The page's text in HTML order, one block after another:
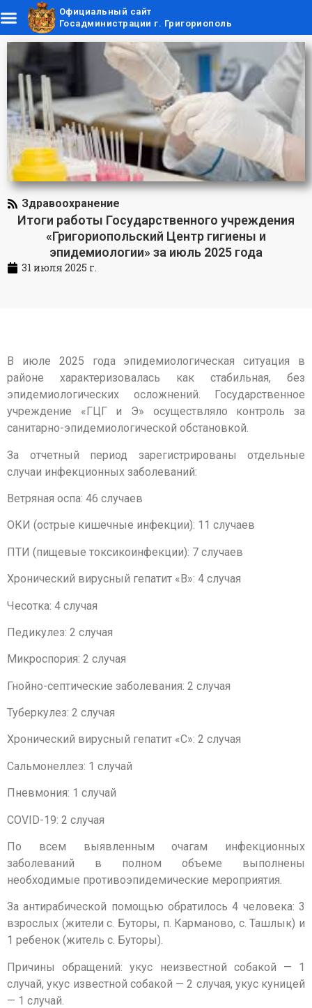
Официальный сайт
Госадминистрации г. Григориополь
Здравоохранение
Итоги работы Государственного учреждения
«Григориопольский Центр гигиены и
эпидемиологии» за июль 2025 года
31 июля 2025 г.
В июле 2025 года эпидемиологическая ситуация в
районе характеризовалась как стабильная, без
эпидемиологических осложнений. Государственное
учреждение «ГЦГ и Э» осуществляло контроль за
санитарно-эпидемиологической обстановкой.
За отчетный период зарегистрированы отдельные
случаи инфекционных заболеваний:
Ветряная оспа: 46 случаев
ОКИ (острые кишечные инфекции): 11 случаев
ПТИ (пищевые токсикоинфекции): 7 случаев
Хронический вирусный гепатит «В»: 4 случая
Чесотка: 4 случая
Педикулез: 2 случая
Микроспория: 2 случая
Гнойно-септические заболевания: 2 случая
Туберкулез: 2 случая
Хронический вирусный гепатит «С»: 2 случая
Сальмонеллез: 1 случай
Пневмония: 1 случай
COVID-19: 2 случая
По всем выявленным очагам инфекционных
заболеваний в полном объеме выполнены
необходимые противоэпидемические мероприятия.
За антирабической помощью обратилось 4 человека: 3
взрослых (жители с. Буторы, п. Карманово, с. Ташлык) и
1 ребенок (житель с. Буторы).
Причины обращений: укус неизвестной собакой — 1
случай, укус известной собакой — 2 случая, укус куницей
— 1 случай.